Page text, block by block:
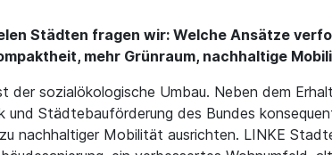
Städten fragen wir: Welche Ansätze
mehr Grünraum, nachhaltige
sozialökologische Umbau. Neben dem
Städtebauförderung des Bundes
nachhaltiger Mobilität ausrichten. LINKE